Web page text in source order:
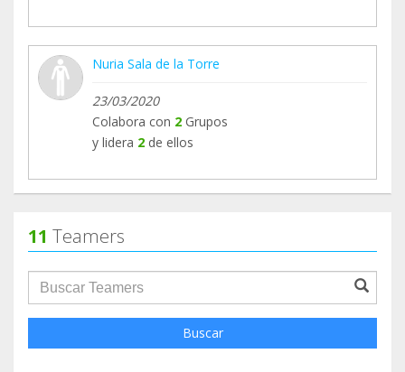
Nuria Sala de la Torre
23/03/2020
Colabora con 2 Grupos
y lidera 2 de ellos
11 Teamers
groupProfile.searchForm.search.text???
Buscar